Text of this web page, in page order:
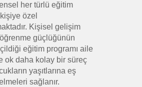
her türlü eğitim
özel
Kişisel gelişim
güçlüğünün
eğitim programı aile
ok daha kolay bir süreç
yaşıtlarına eş
sağlanır.